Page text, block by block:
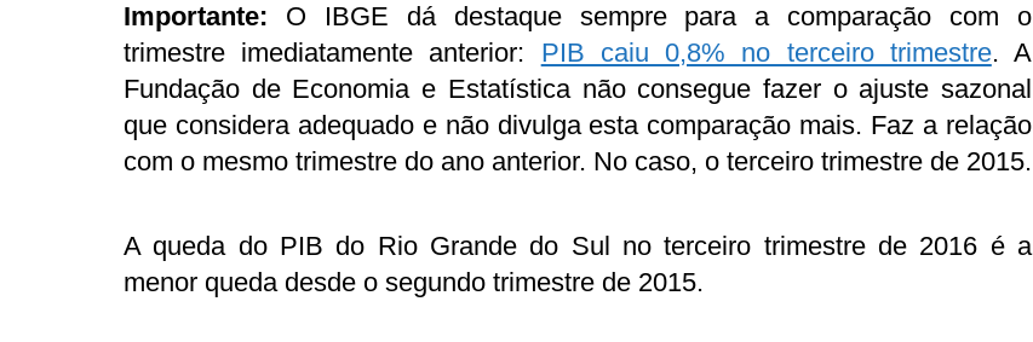
Importante: O IBGE dá destaque sempre para a comparação com o
trimestre imediatamente anterior: PIB caiu 0,8% no terceiro trimestre. A
Fundação de Economia e Estatística não consegue fazer o ajuste sazonal
que considera adequado e não divulga esta comparação mais. Faz a relação
com o mesmo trimestre do ano anterior. No caso, o terceiro trimestre de 2015.
A queda do PIB do Rio Grande do Sul no terceiro trimestre de 2016 é a
menor queda desde o segundo trimestre de 2015.